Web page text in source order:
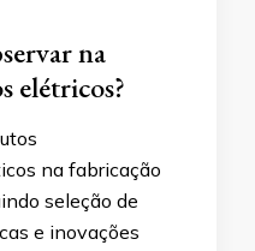
na
elétricos?
na fabricação
seleção de
e inovações